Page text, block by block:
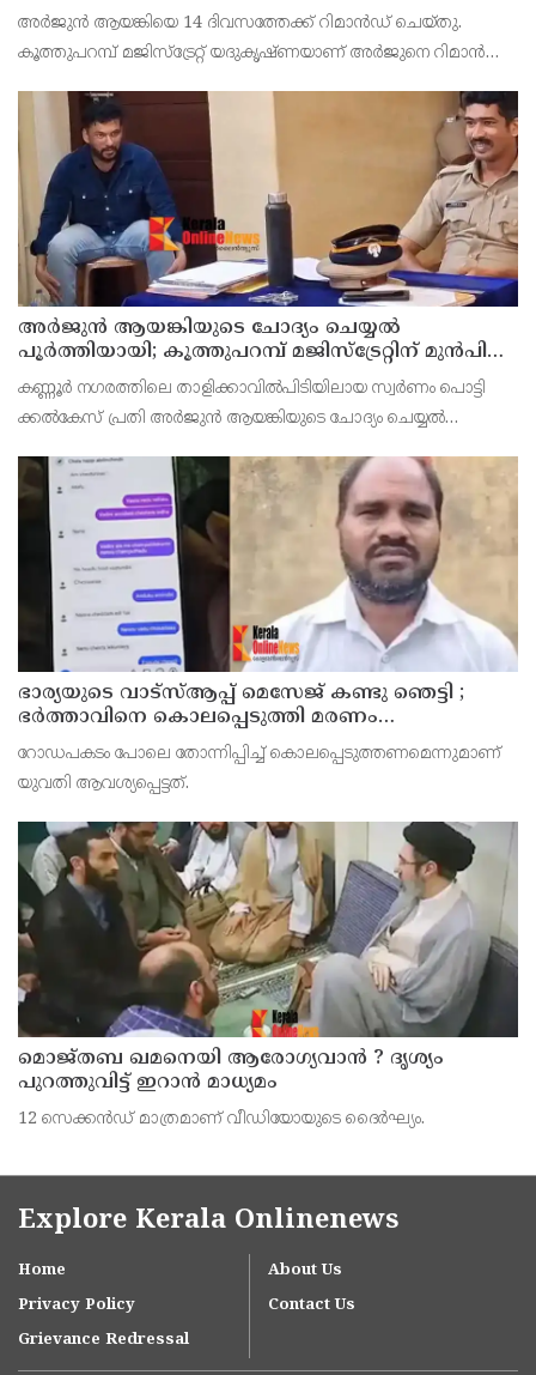
അർജുൻ ആയങ്കിയെ 14 ദിവസത്തേക്ക് റിമാൻഡ് ചെയ്തു.
കൂത്തുപറമ്പ് മജിസ്ട്രേറ്റ് യദുകൃഷ്ണയാണ് അർജുനെ റിമാൻഡ്
ഭീഷണിപ്പെടുത്തിയെന്നാരോപിച്ച് ‌
അര്‍ജുന്‍ ആയങ്കിയുടെ ചോദ്യം ചെയ്യല്‍
പൂര്‍ത്തിയായി; കൂത്തുപറമ്പ് മജിസ്ട്രേറ്റിന് മുൻപില്‍
ഹാജരാക്കും
കണ്ണൂർ നഗരത്തിലെ താളിക്കാവിൽപിടിയിലായ സ്വർണം പൊട്ടി
ക്കൽകേസ് പ്രതി അര്‍ജുന്‍ ആയങ്കിയുടെ ചോദ്യം ചെയ്യല്‍
ഭാര്യയുടെ വാട്സ്ആപ്പ് മെസേജ് കണ്ടു ഞെട്ടി ;
ഭര്‍ത്താവിനെ കൊലപ്പെടുത്തി മരണം
റോഡപകടമാക്കി മാറ്റാന്‍ കാമുകനുമായി
പദ്ധതിയിട്ട യുവതിയും സുഹൃത്തും ഒളിവില്‍
റോഡപകടം പോലെ തോന്നിപ്പിച്ച് കൊലപ്പെടുത്തണമെന്നുമാണ്
യുവതി ആവശ്യപ്പെട്ടത്.
മൊജ്തബ ഖമനെയി ആരോഗ്യവാന്‍ ? ദൃശ്യം
പുറത്തുവിട്ട് ഇറാന്‍ മാധ്യമം
12 സെക്കന്‍ഡ് മാത്രമാണ് വീഡിയോയുടെ ദൈര്‍ഘ്യം.
Explore Kerala Onlinenews
Home
About Us
Privacy Policy
Contact Us
Grievance Redressal